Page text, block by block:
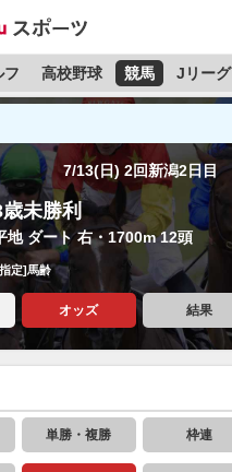
フ 高校野球 競馬 Jリーグ
7/13(日) 2回新潟2日目
未勝利
地 ダート 右・1700m 12頭
定]馬齢
オッズ 結果
単勝・複勝 枠連